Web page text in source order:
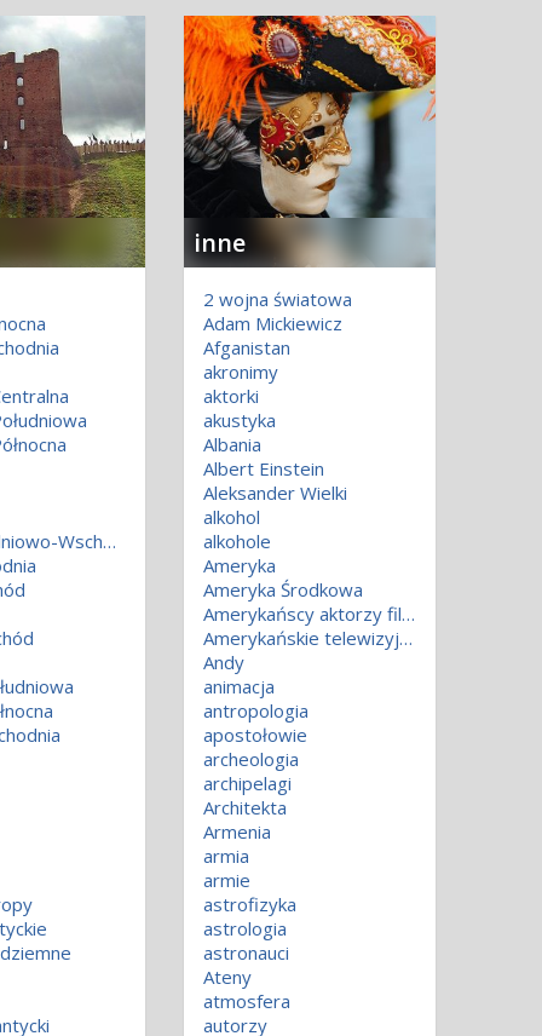
Azja Południowo-Wschodnia
inne
2 wojna światowa
Adam Mickiewicz
Afganistan
akronimy
aktorki
akustyka
Albania
Albert Einstein
Aleksander Wielki
alkohol
alkohole
Ameryka
Ameryka Środkowa
Amerykańscy aktorzy filmowi
Amerykańskie telewizyjne seriale animowane
Andy
animacja
antropologia
apostołowie
archeologia
archipelagi
Architekta
Armenia
armia
armie
astrofizyka
astrologia
astronauci
Ateny
atmosfera
autorzy